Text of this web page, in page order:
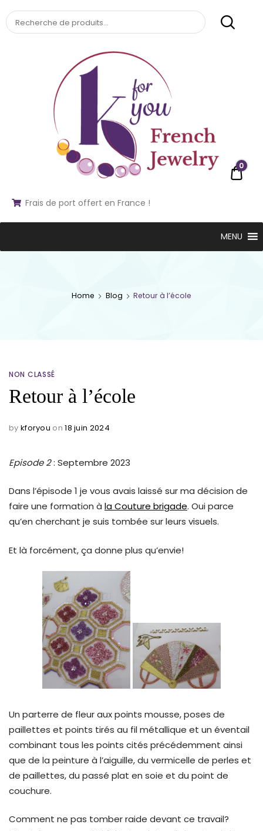
KFORYOU
Frais de port offert en France !
0
MENU
Home Blog Retour à l’école
NON CLASSÉ
Retour à l’école
by kforyou on18 juin 2024
Episode 2: Septembre 2023
Dans l’épisode 1 je vous avais laissé sur ma décision de
faire une formation à la Couture brigade. Oui parce
qu’en cherchant je suis tombée sur leurs visuels.
Et là forcément, ça donne plus qu’envie!
Un parterre de fleur aux points mousse, poses de
paillettes et points tirés au fil métallique et un éventail
combinant tous les points cités précédemment ainsi
que de la peinture à l’aiguille, du vermicelle de perles et
de paillettes, du passé plat en soie et du point de
couchure.
Comment ne pas tomber raide devant ce travail?